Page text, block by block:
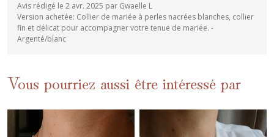
Avis rédigé le 2 avr. 2025 par Gwaelle L
Version achetée: Collier de mariée à perles nacrées blanches, collier
fin et délicat pour accompagner votre tenue de mariée. -
Argenté/blanc
Vous pourriez aussi être intéressé par